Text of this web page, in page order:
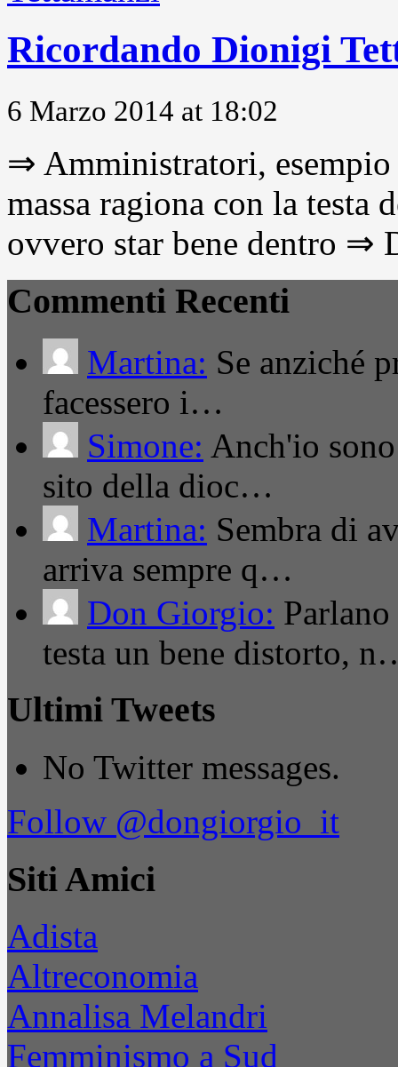
Ricordando Dionigi
6 Marzo 2014 at 18:02
⇒ Amministratori,
massa ragiona con la
ovvero star bene dentro ⇒
Commenti Recenti
Martina: Se anziché
facessero i…
Simone: Anch'io
sito della dioc…
Martina: Sembra di
arriva sempre q…
Don Giorgio:
testa un bene distorto,
Ultimi Tweets
No Twitter messages.
Follow @dongiorgio_it
Siti Amici
Adista
Altreconomia
Annalisa Melandri
Femminismo a Sud